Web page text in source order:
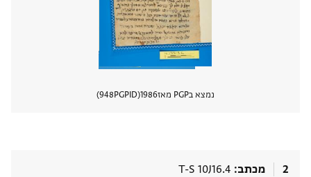
נמצא בPGP מאז 1986
PGPID
948
2 מכתב T-S 10J16.4